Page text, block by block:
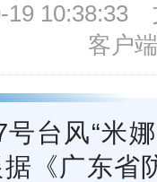
19 10:38:33
客户端
台风“米
《广东省